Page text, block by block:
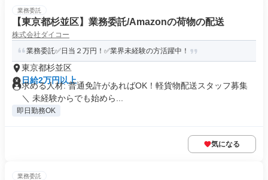
業務委託
【東京都杉並区】業務委託/Amazonの荷物の配送
株式会社ダイコー
業務委託✅日当２万円！✅業界未経験の方活躍中！
東京都杉並区
日給2万円以上
求める人材: 普通免許があればOK！軽貨物配送スタッフ募集
＼ 未経験からでも始めら...
即日勤務OK
気になる
業務委託